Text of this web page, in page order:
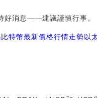
好消息——建議謹慎行事。
比特幣最新價格行情走勢以